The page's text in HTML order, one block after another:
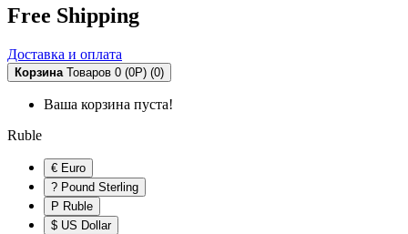
Free Shipping
Доставка и оплата
Корзина Товаров 0 (0Р) (0)
Ваша корзина пуста!
Ruble
€ Euro
? Pound Sterling
Р Ruble
$ US Dollar